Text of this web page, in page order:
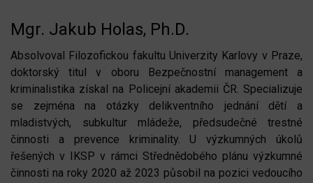
Mgr. Jakub Holas, Ph.D.
Absolvoval Filozofickou fakultu Univerzity Karlovy v Praze,
doktorský titul v oboru Bezpečnostní management a
kriminalistika získal na Policejní akademii ČR. Specializuje
se zejména na otázky delikventního jednání dětí a
mladistvých, subkultur mládeže, předsudečné trestné
činnosti a prevence kriminality. U výzkumných úkolů
řešených v IKSP v rámci Střednědobého plánu výzkumné
činnosti na roky 2020 až 2023 působil na pozici vedoucího